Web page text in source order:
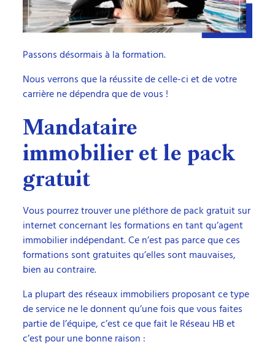
Passons désormais à la formation.
Nous verrons que la réussite de celle-ci et de votre
carrière ne dépendra que de vous !
Mandataire
immobilier et le pack
gratuit
Vous pourrez trouver une pléthore de pack gratuit sur
internet concernant les formations en tant qu’agent
immobilier indépendant. Ce n’est pas parce que ces
formations sont gratuites qu’elles sont mauvaises,
bien au contraire.
La plupart des réseaux immobiliers proposant ce type
de service ne le donnent qu’une fois que vous faites
partie de l’équipe, c’est ce que fait le Réseau HB et
c’est pour une bonne raison :